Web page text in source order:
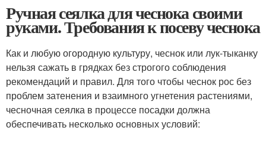
Ручная сеялка для чеснока своими
руками. Требования к посеву чеснока
Как и любую огородную культуру, чеснок или лук-тыканку
нельзя сажать в грядках без строгого соблюдения
рекомендаций и правил. Для того чтобы чеснок рос без
проблем затенения и взаимного угнетения растениями,
чесночная сеялка в процессе посадки должна
обеспечивать несколько основных условий: